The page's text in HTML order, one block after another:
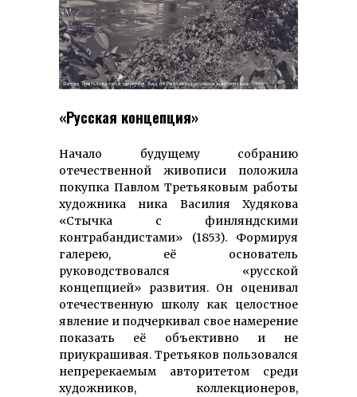
«Русская концепция»
Начало будущему собранию
отечественной живописи положила
покупка Павлом Третьяковым работы
художника ника Василия Худякова
«Стычка с финляндскими
контрабандистами» (1853). Формируя
галерею, её основатель
руководствовался «русской
концепцией» развития. Он оценивал
отечественную школу как целостное
явление и подчеркивал свое намерение
показать её объективно и не
приукрашивая. Третьяков пользовался
непререкаемым авторитетом среди
художников, коллекционеров,